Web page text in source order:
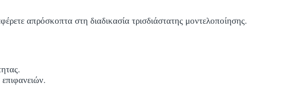
απρόσκοπτα στη διαδικασία τρισδιάστατης μοντελοποίησης.